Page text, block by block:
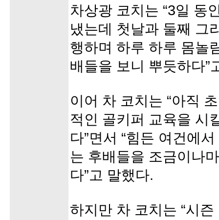
차상광 코치는 “3일 동
냈는데 첫날과 둘째 그
행하며 하루 하루 몸놀
배들을 보니 뿌듯하다”
이어 차 코치는 “아직
적인 골키퍼 교육을 시
다”면서 “힘든 여건에
는 후배들을 조금이나
다”고 말했다.
하지만 차 코치는 “시